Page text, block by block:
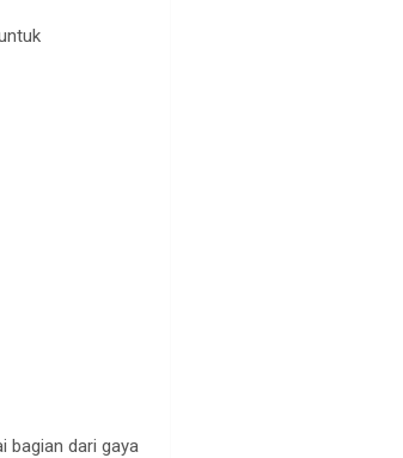
bagian dari gaya